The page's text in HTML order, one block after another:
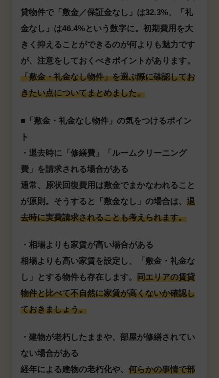
貸物件で「敷金／保証金なし」は32.3%、「礼
金なし」は46.4%という数字に。初期費用を大
きく抑えることができるのが何よりも魅力です
が、注意をしておくべきポイントがあります。
「敷金・礼金なし物件」を選ぶ際に確認してお
きたい点についてまとめました。
■「敷金・礼金なし物件」の気をつけるポイン
ト
・退去時に「修繕費」「ルームクリーニング
費」を請求される場合がある
通常、原状回復費用は敷金でまかなわれること
が原則。そうすると「敷金なし」の場合は、 退
去時に実費請求されることも考えられます。
・相場よりも家賃が高い場合がある
相場よりも高い家賃を設定し、「敷金・礼金な
し」とする物件も存在します。 同エリアの賃貸
物件と比べて不自然に家賃が高くないか確認し
ておきましょう。
・建物が老朽したままや、部屋が修繕されてい
ない場合がある
経年による建物の老朽化や、 何らかの事情で部